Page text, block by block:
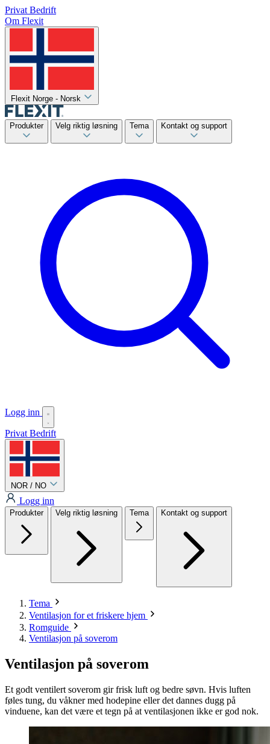
Privat Bedrift
Om Flexit
Flexit Norge - Norsk
Produkter Velg riktig løsning Tema Kontakt og support
Logg inn
Privat Bedrift
NOR / NO
Logg inn
Produkter Velg riktig løsning Tema Kontakt og support
Tema
Ventilasjon for et friskere hjem
Romguide
Ventilasjon på soverom
Ventilasjon på soverom
Et godt ventilert soverom gir frisk luft og bedre søvn. Hvis luften
føles tung, du våkner med hodepine eller det dannes dugg på
vinduene, kan det være et tegn på at ventilasjonen ikke er god nok.